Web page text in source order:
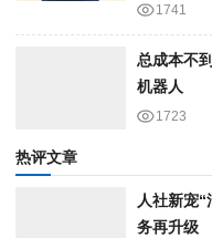
1741
总成本不
机器人
1723
热评文章
人社新宠
务再升级